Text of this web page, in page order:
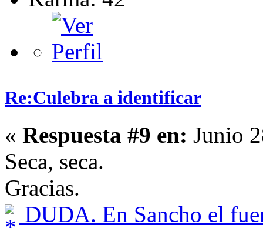
Re:Culebra a identificar
« Respuesta #9 en: Junio
Seca, seca.
Gracias.
DUDA. En Sancho el